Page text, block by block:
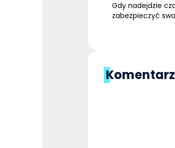
Gdy nadejdzie
zabezpieczyć